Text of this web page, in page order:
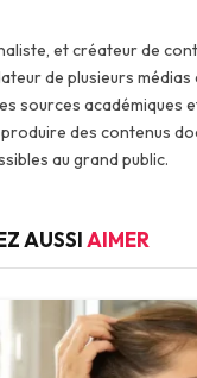
et créateur de
de plusieurs médias
sources académiques
des contenus
au grand public.
AUSSIAIMER